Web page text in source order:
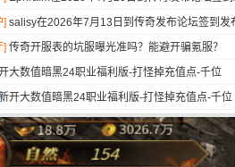
] salisy在2026年7月13日到传奇发布论坛签到发
] 传奇开服表的坑服曝光准吗？能避开骗氪服？
大数值暗黑24职业福利版-打怪掉充值点-千位
开大数值暗黑24职业福利版-打怪掉充值点-千位